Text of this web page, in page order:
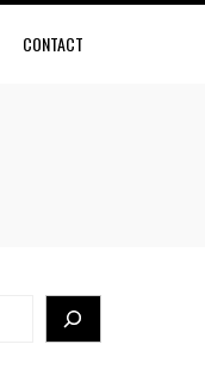
CONTACT